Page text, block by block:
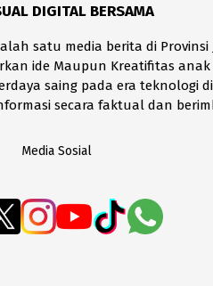
DIGITAL BERSAMA
satu media berita di Provinsi
ide Maupun Kreatifitas anak
saing pada era teknologi
secara faktual dan
Media Sosial